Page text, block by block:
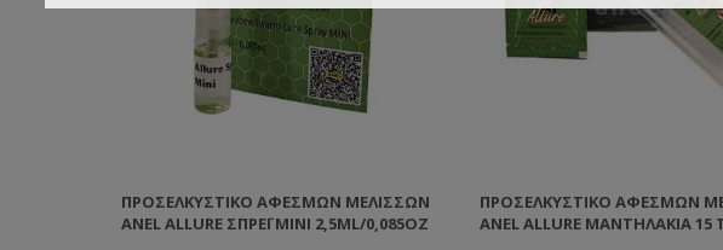
ΠΡΟΣΕΛΚΥΣΤΙΚΌ ΑΦΕΣΜΏΝ ΜΕΛΙΣΣΏΝ
ANEL ALLURE ΣΠΡΈΙ MINI 2,5ML/0,085OZ
ΠΡΟΣΕΛΚΥΣΤΙΚΌ ΑΦΕΣΜΏΝ
ANEL ALLURE ΜΑΝΤΗΛΆΚΙΑ